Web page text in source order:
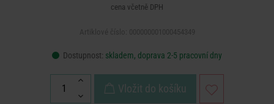
cena včetně DPH
Dostupnost: skladem, doprava 2-5 pracovní dny
Vložit do košíku